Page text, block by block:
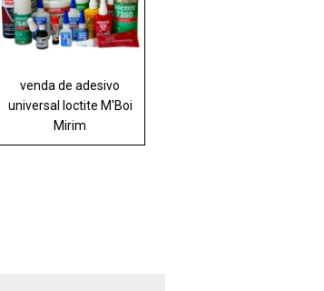
venda de adesivo
universal loctite M'Boi
Mirim